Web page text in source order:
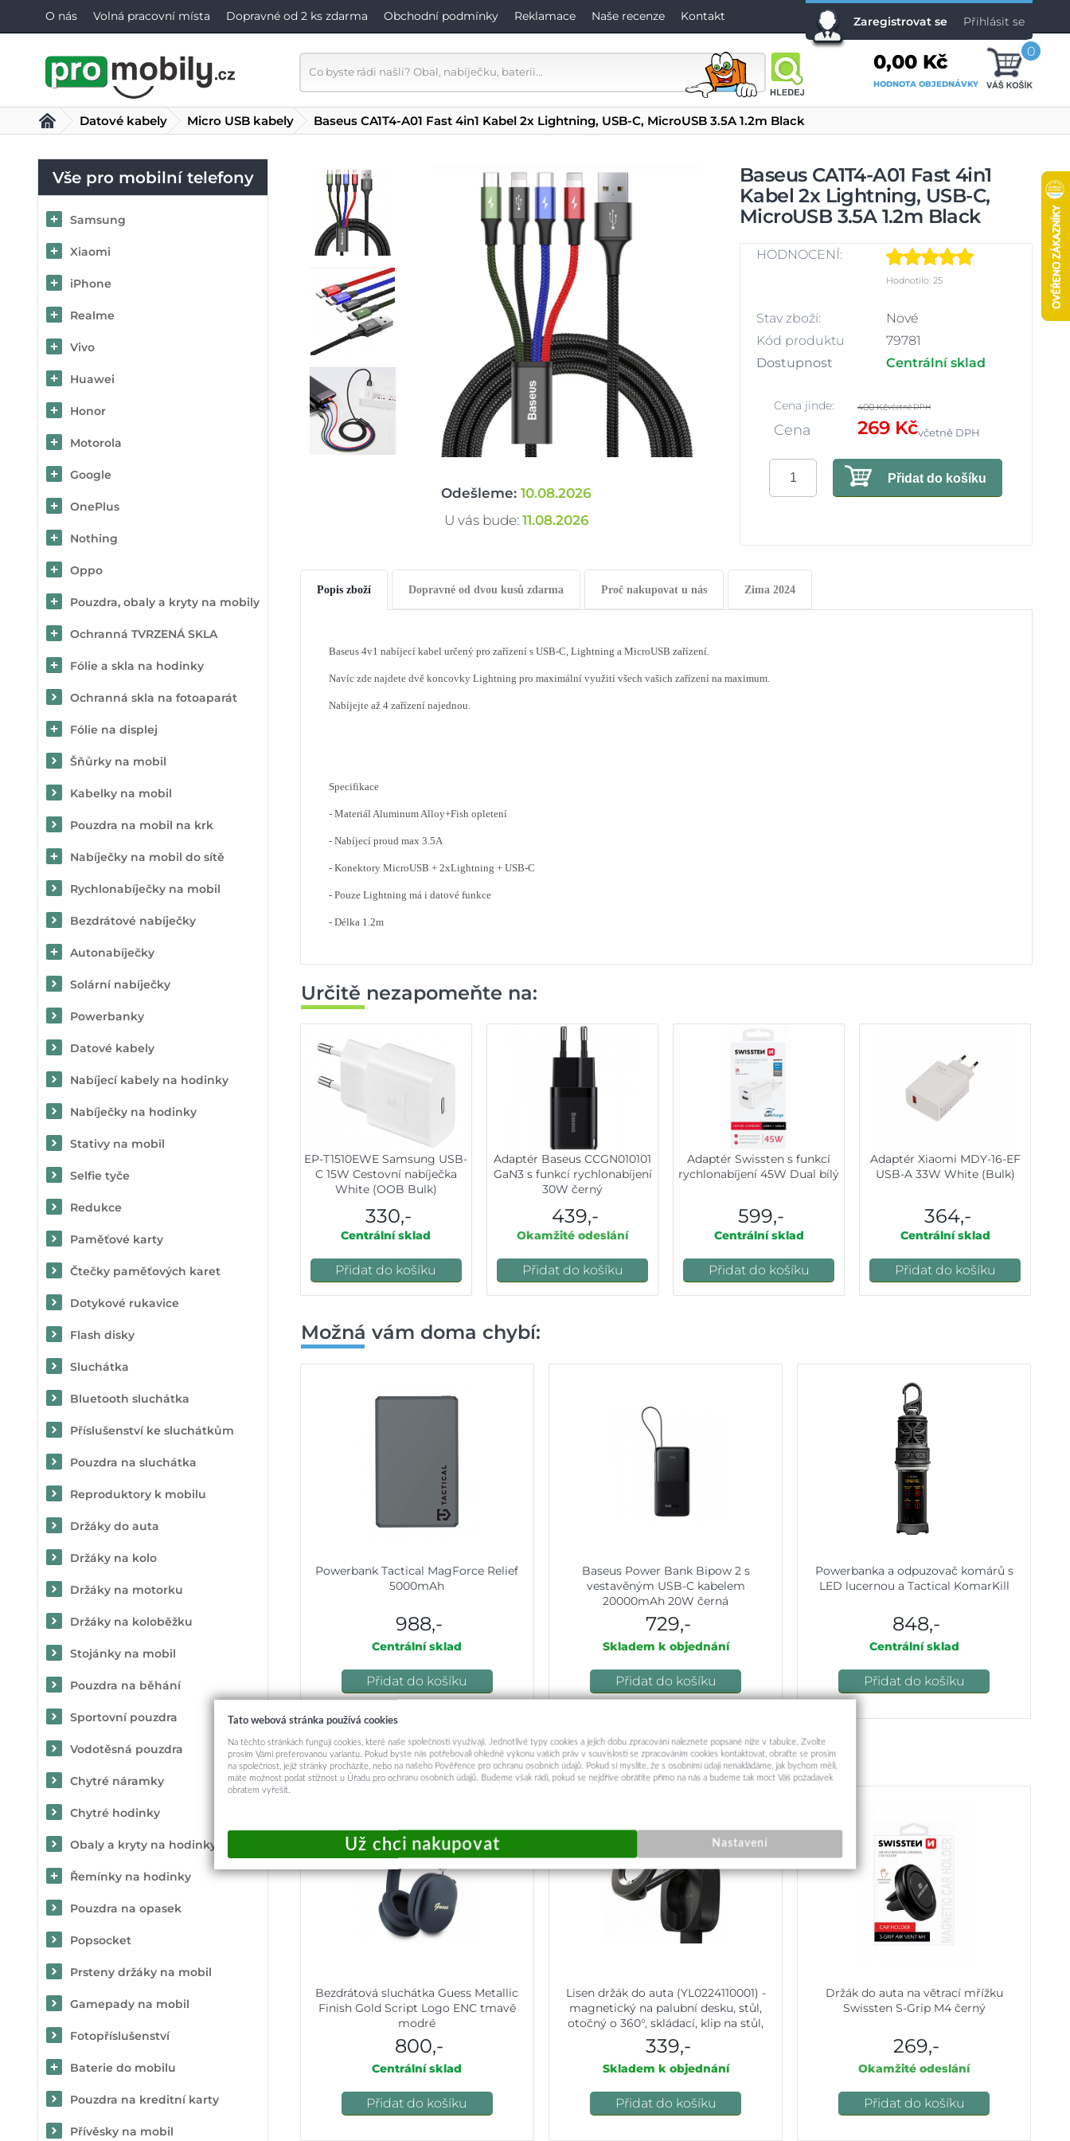
O nás Volná pracovní místa Dopravné od 2 ks zdarma Obchodní podmínky Reklamace Naše recenze Kontakt Zaregistrovat se Přihlásit se
0,00 Kč
HODNOTA OBJEDNÁVKY
0
Vše pro mobilní telefony
Samsung
Xiaomi
iPhone
Realme
Vivo
Huawei
Honor
Motorola
Google
OnePlus
Nothing
Oppo
Pouzdra, obaly a kryty na mobily
Ochranná TVRZENÁ SKLA
Fólie a skla na hodinky
Ochranná skla na fotoaparát
Fólie na displej
Šňůrky na mobil
Kabelky na mobil
Pouzdra na mobil na krk
Nabíječky na mobil do sítě
Rychlonabíječky na mobil
Bezdrátové nabíječky
Autonabíječky
Solární nabíječky
Powerbanky
Datové kabely
Nabíjecí kabely na hodinky
Nabíječky na hodinky
Stativy na mobil
Selfie tyče
Redukce
Paměťové karty
Čtečky paměťových karet
Dotykové rukavice
Flash disky
Sluchátka
Bluetooth sluchátka
Příslušenství ke sluchátkům
Pouzdra na sluchátka
Reproduktory k mobilu
Držáky do auta
Držáky na kolo
Držáky na motorku
Držáky na koloběžku
Stojánky na mobil
Pouzdra na běhání
Sportovní pouzdra
Vodotěsná pouzdra
Chytré náramky
Chytré hodinky
Obaly a kryty na hodinky
Řemínky na hodinky
Pouzdra na opasek
Popsocket
Prsteny držáky na mobil
Gamepady na mobil
Fotopříslušenství
Baterie do mobilu
Pouzdra na kreditní karty
Přívěsky na mobil
Datové kabely Micro USB kabely Baseus CA1T4-A01 Fast 4in1 Kabel 2x Lightning, USB-C, MicroUSB 3.5A 1.2m Black
Odešleme:10.08.2026
U vás bude: 11.08.2026
Baseus CA1T4-A01 Fast 4in1
Kabel 2x Lightning, USB-C,
MicroUSB 3.5A 1.2m Black
HODNOCENÍ:
Hodnotilo: 25
Stav zboží:
Nové
Kód produktu
79781
Dostupnost
Centrální sklad
Cena jinde: 400 Kčvčetně DPH
Cena 269 Kčvčetně DPH
Přidat do košíku
Popis zboží Dopravné od dvou kusů zdarma Proč nakupovat u nás Zima 2024
Baseus 4v1 nabíjecí kabel určený pro zařízení s USB-C, Lightning a MicroUSB zařízení.
Navíc zde najdete dvě koncovky Lightning pro maximální využití všech vašich zařízení na maximum.
Nabíjejte až 4 zařízení najednou.
Specifikace
- Materiál Aluminum Alloy+Fish opletení
- Nabíjecí proud max 3.5A
- Konektory MicroUSB + 2xLightning + USB-C
- Pouze Lightning má i datové funkce
- Délka 1.2m
Určitě nezapomeňte na:
EP-T1510EWE Samsung USB-
C 15W Cestovní nabíječka
White (OOB Bulk)
330,-
Centrální sklad
Přidat do košíku
Adaptér Baseus CCGN010101
GaN3 s funkcí rychlonabíjení
30W černý
439,-
Okamžité odeslání
Přidat do košíku
Adaptér Swissten s funkcí
rychlonabíjení 45W Dual bílý
599,-
Centrální sklad
Přidat do košíku
Adaptér Xiaomi MDY-16-EF
USB-A 33W White (Bulk)
364,-
Centrální sklad
Přidat do košíku
Možná vám doma chybí:
Powerbank Tactical MagForce Relief
5000mAh
988,-
Centrální sklad
Přidat do košíku
Baseus Power Bank Bipow 2 s
vestavěným USB-C kabelem
20000mAh 20W černá
729,-
Skladem k objednání
Přidat do košíku
Powerbanka a odpuzovač komárů s
LED lucernou a Tactical KomarKill
848,-
Centrální sklad
Přidat do košíku
Mohlo by vás zajímat:
Bezdrátová sluchátka Guess Metallic
Finish Gold Script Logo ENC tmavě
modré
800,-
Centrální sklad
Přidat do košíku
Lisen držák do auta (YL0224110001) -
magnetický na palubní desku, stůl,
otočný o 360°, skládací, klip na stůl,
bezpečné uchycení - černý
339,-
Skladem k objednání
Přidat do košíku
Držák do auta na větrací mřížku
Swissten S-Grip M4 černý
269,-
Okamžité odeslání
Přidat do košíku
Tato webová stránka používá cookies
Na těchto stránkách fungují cookies, které naše společnosti využívají. Jednotlivé typy cookies a jejich dobu zpracování naleznete popsané níže v tabulce. Zvolte
prosím Vámi preferovanou variantu. Pokud byste nás potřebovali ohledně výkonu vašich práv v souvislosti se zpracováním cookies kontaktovat, obraťte se prosím
na společnost, jejíž stránky procházíte, nebo na našeho Pověřence pro ochranu osobních údajů. Pokud si myslíte, že s osobními údaji nenakládáme, jak bychom měli,
máte možnost podat stížnost u Úřadu pro ochranu osobních údajů. Budeme však rádi, pokud se nejdříve obrátíte přímo na nás a budeme tak moct Váš požadavek
obratem vyřešit.
Nastavení